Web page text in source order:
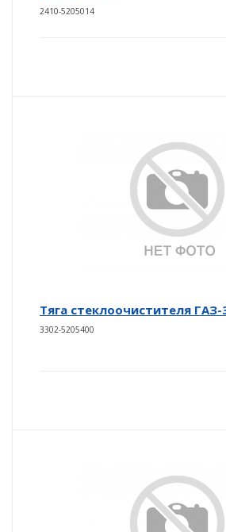
2410-5205014
Тяга стеклоочистителя ГАЗ-
3302-5205400